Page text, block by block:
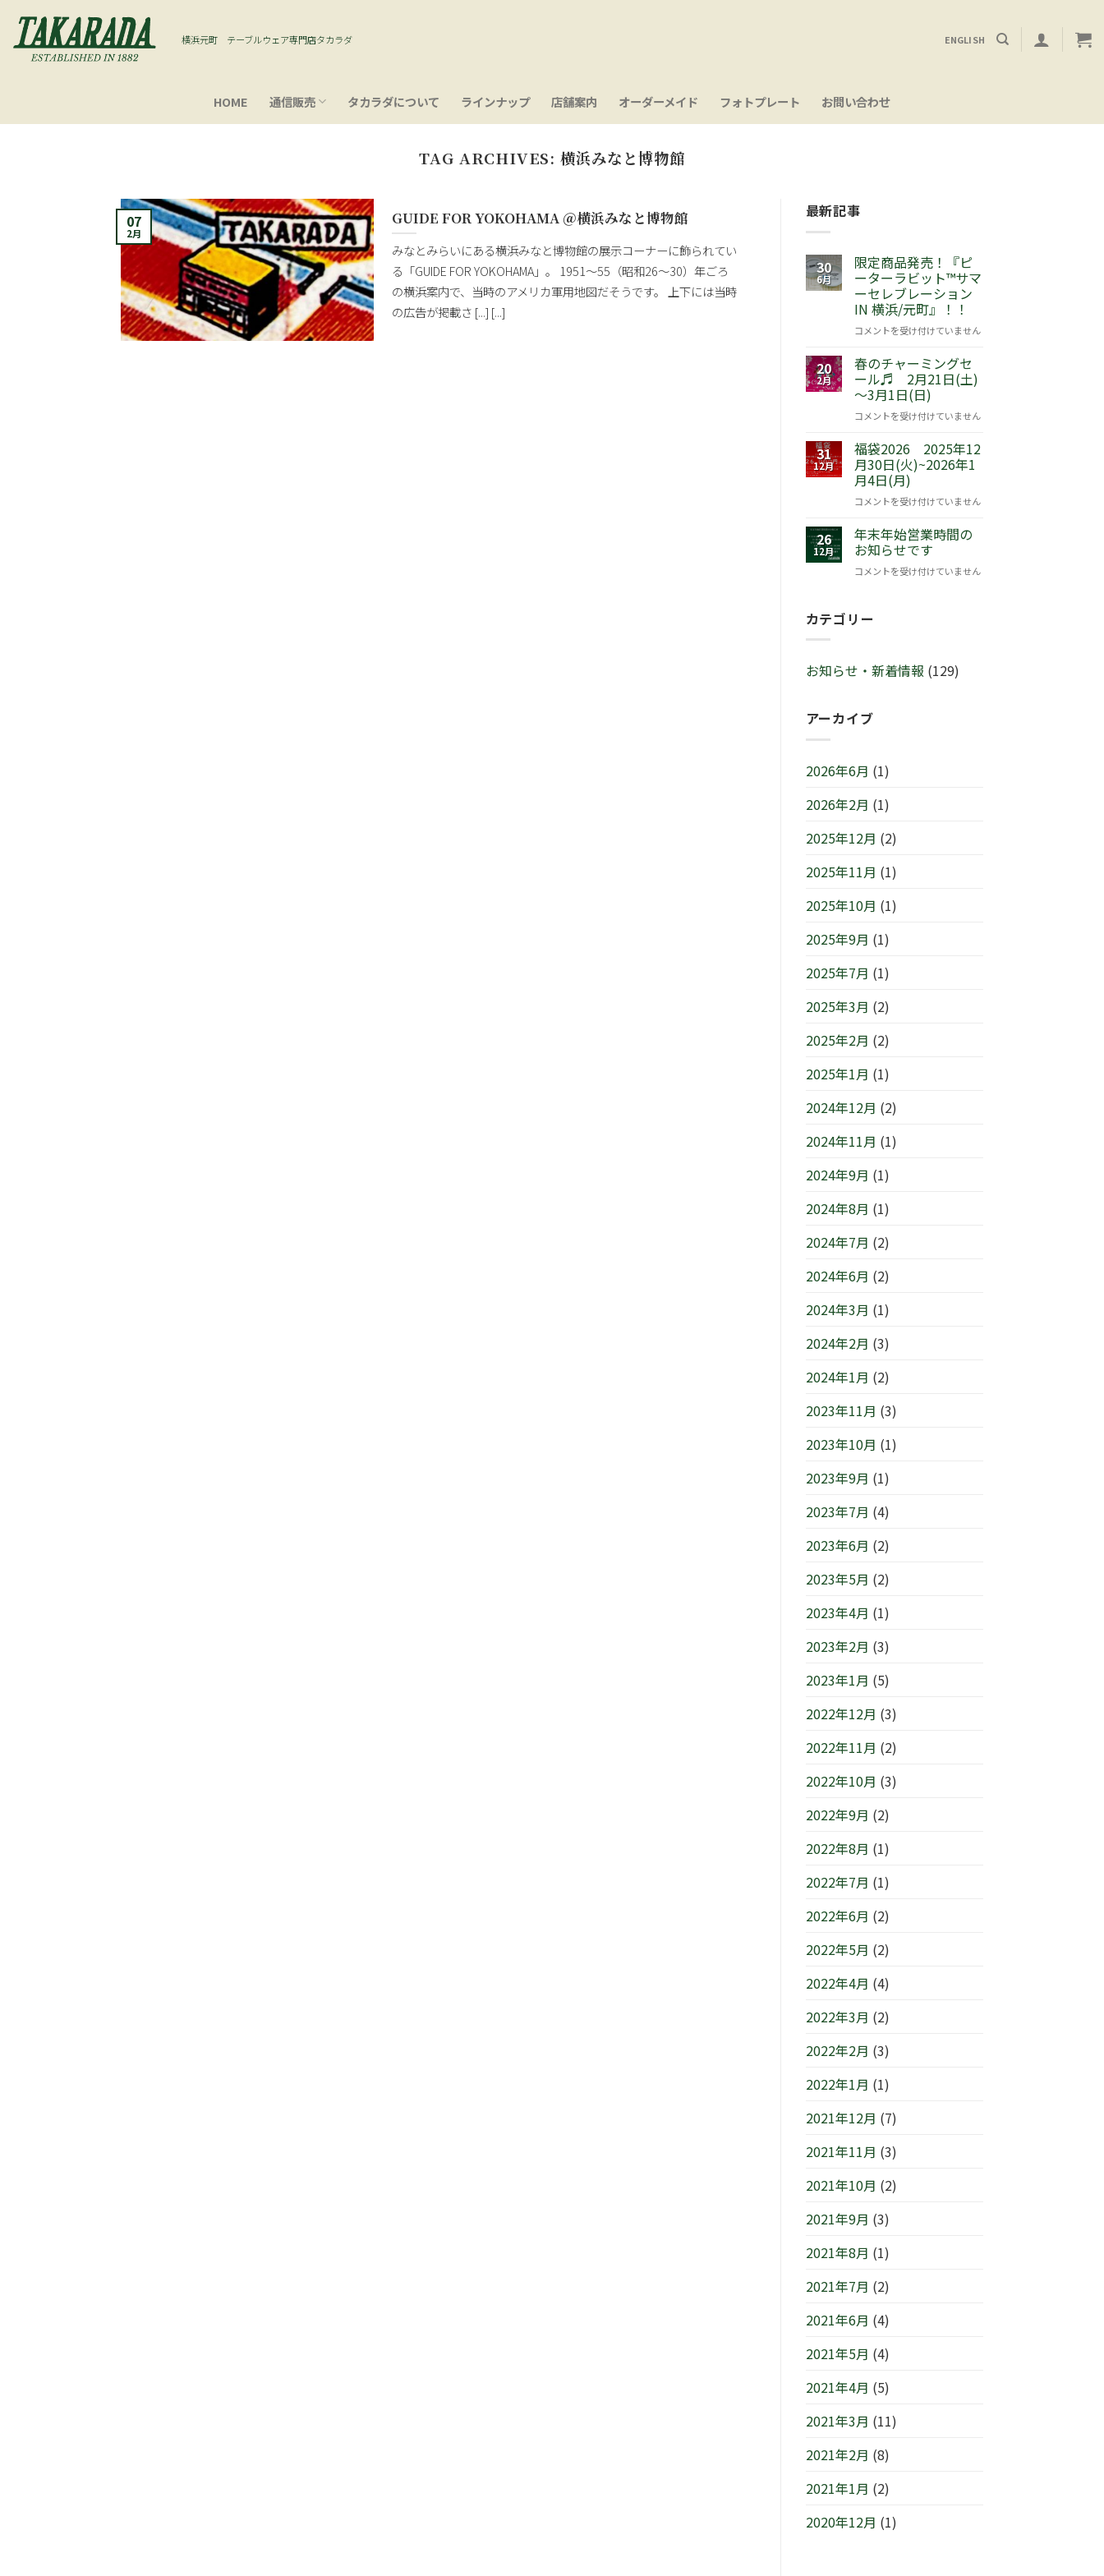
content
横浜元町 テーブルウェア専門店タカラダ ENGLISH
HOME 通信販売 タカラダについて ラインナップ 店舗案内 オーダーメイド フォトプレート お問い合わせ
TAG ARCHIVES:横浜みなと博物館
GUIDE FOR YOKOHAMA ＠横浜みなと博物館
みなとみらいにある横浜みなと博物館の展示コーナーに飾られてい
る「GUIDE FOR YOKOHAMA」。 1951～55（昭和26～30）年ごろ
の横浜案内で、当時のアメリカ軍用地図だそうです。 上下には当時
の広告が掲載さ [...] [...]
07
2月
最新記事
30
6月
限定商品発売！『ピ
ーターラビット™サマ
ーセレブレーション
IN 横浜/元町』！！
限
商
品
発
売！
ー
タ
ー
ビ
ッ
ト
™
サ
セ
レ
ョ
横
元
は
コメントを受け付けていません
20
2月
春のチャーミングセ
ール♬ 2月21日(土)
～3月1日(日)
春
チ
ャ
ー
ミ
グ
セ
ル
2
月
(土)
3
月
(日)
コメントを受け付けていません
31
12月
福袋2026 2025年12
月30日(火)~2026年1
月4日(月)
福
2026
2025
年
30
年
1
4
は
コメントを受け付けていません
26
12月
年末年始営業時間の
お知らせです
年
始
時
お
せ
す
コメントを受け付けていません
カテゴリー
お知らせ・新着情報 (129)
アーカイブ
2026年6月 (1)
2026年2月 (1)
2025年12月 (2)
2025年11月 (1)
2025年10月 (1)
2025年9月 (1)
2025年7月 (1)
2025年3月 (2)
2025年2月 (2)
2025年1月 (1)
2024年12月 (2)
2024年11月 (1)
2024年9月 (1)
2024年8月 (1)
2024年7月 (2)
2024年6月 (2)
2024年3月 (1)
2024年2月 (3)
2024年1月 (2)
2023年11月 (3)
2023年10月 (1)
2023年9月 (1)
2023年7月 (4)
2023年6月 (2)
2023年5月 (2)
2023年4月 (1)
2023年2月 (3)
2023年1月 (5)
2022年12月 (3)
2022年11月 (2)
2022年10月 (3)
2022年9月 (2)
2022年8月 (1)
2022年7月 (1)
2022年6月 (2)
2022年5月 (2)
2022年4月 (4)
2022年3月 (2)
2022年2月 (3)
2022年1月 (1)
2021年12月 (7)
2021年11月 (3)
2021年10月 (2)
2021年9月 (3)
2021年8月 (1)
2021年7月 (2)
2021年6月 (4)
2021年5月 (4)
2021年4月 (5)
2021年3月 (11)
2021年2月 (8)
2021年1月 (2)
2020年12月 (1)